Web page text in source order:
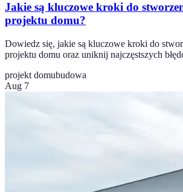
Jakie są kluczowe kroki do
projektu domu?
Dowiedz się, jakie są kluczowe kroki do
projektu domu oraz uniknij najczęstszych
projekt domubudowa
Aug 7